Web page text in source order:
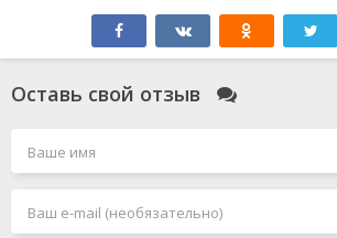
Оставь свой отзыв